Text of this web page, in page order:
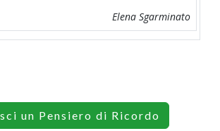
Elena Sgarminato
un Pensiero di Ricordo